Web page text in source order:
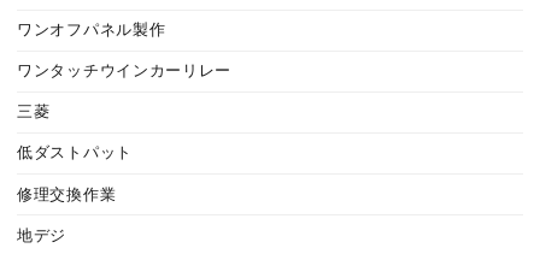
ワンオフパネル製作
ワンタッチウインカーリレー
三菱
低ダストパット
修理交換作業
地デジ